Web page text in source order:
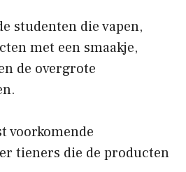
studenten die vapen,
met een smaakje,
de overgrote
voorkomende
tieners die de producten